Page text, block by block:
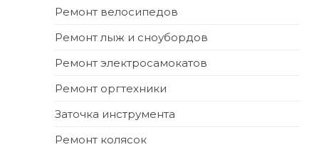
Ремонт велосипедов
Ремонт лыж и сноубордов
Ремонт электросамокатов
Ремонт оргтехники
Заточка инструмента
Ремонт колясок